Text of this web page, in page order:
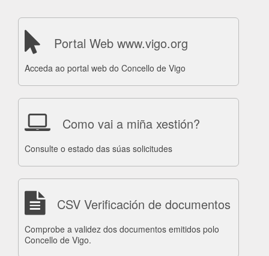
Portal Web www.vigo.org
Acceda ao portal web do Concello de Vigo
Como vai a miña xestión?
Consulte o estado das súas solicitudes
CSV Verificación de documentos
Comprobe a validez dos documentos emitidos polo
Concello de Vigo.